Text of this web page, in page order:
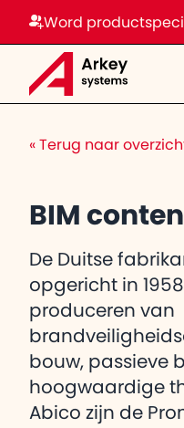
Word
« Terug naar
BIM
De Duitse
opgericht in
produceren van
bouw, passieve
hoogwaardige
Abico zijn de